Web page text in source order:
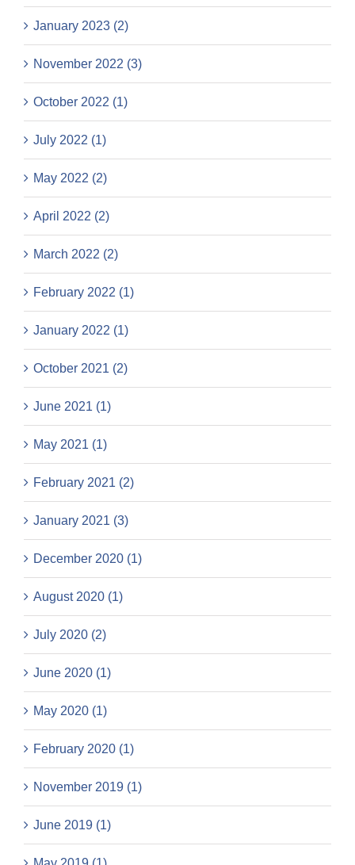
January 2023 (2)
November 2022 (3)
October 2022 (1)
July 2022 (1)
May 2022 (2)
April 2022 (2)
March 2022 (2)
February 2022 (1)
January 2022 (1)
October 2021 (2)
June 2021 (1)
May 2021 (1)
February 2021 (2)
January 2021 (3)
December 2020 (1)
August 2020 (1)
July 2020 (2)
June 2020 (1)
May 2020 (1)
February 2020 (1)
November 2019 (1)
June 2019 (1)